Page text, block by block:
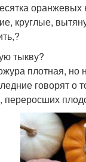
оранжевых
круглые,
тыкву?
плотная, но
говорят о